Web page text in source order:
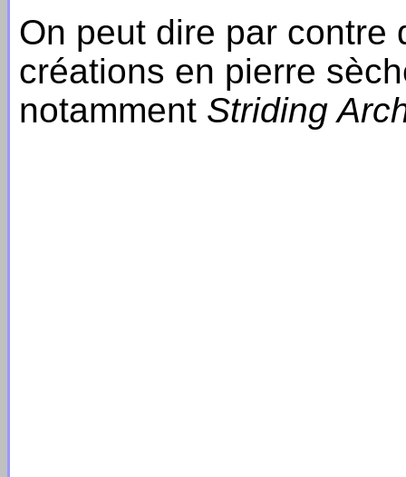
On peut dire par contre
créations en pierre
notamment Striding